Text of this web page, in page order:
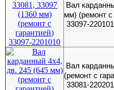
Вал
мм) (ремонт с
33097-
Вал
(ремонт с
33081-